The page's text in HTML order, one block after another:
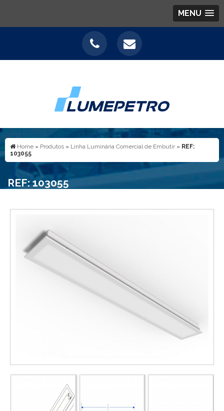
MENU
Home » Produtos » Linha Luminária Comercial de Embutir » REF:
103055
REF: 103055